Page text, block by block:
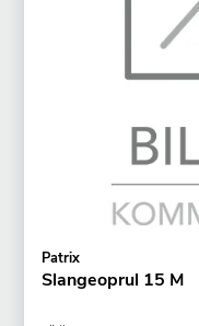
Patrix
Slangeoprul 15 M